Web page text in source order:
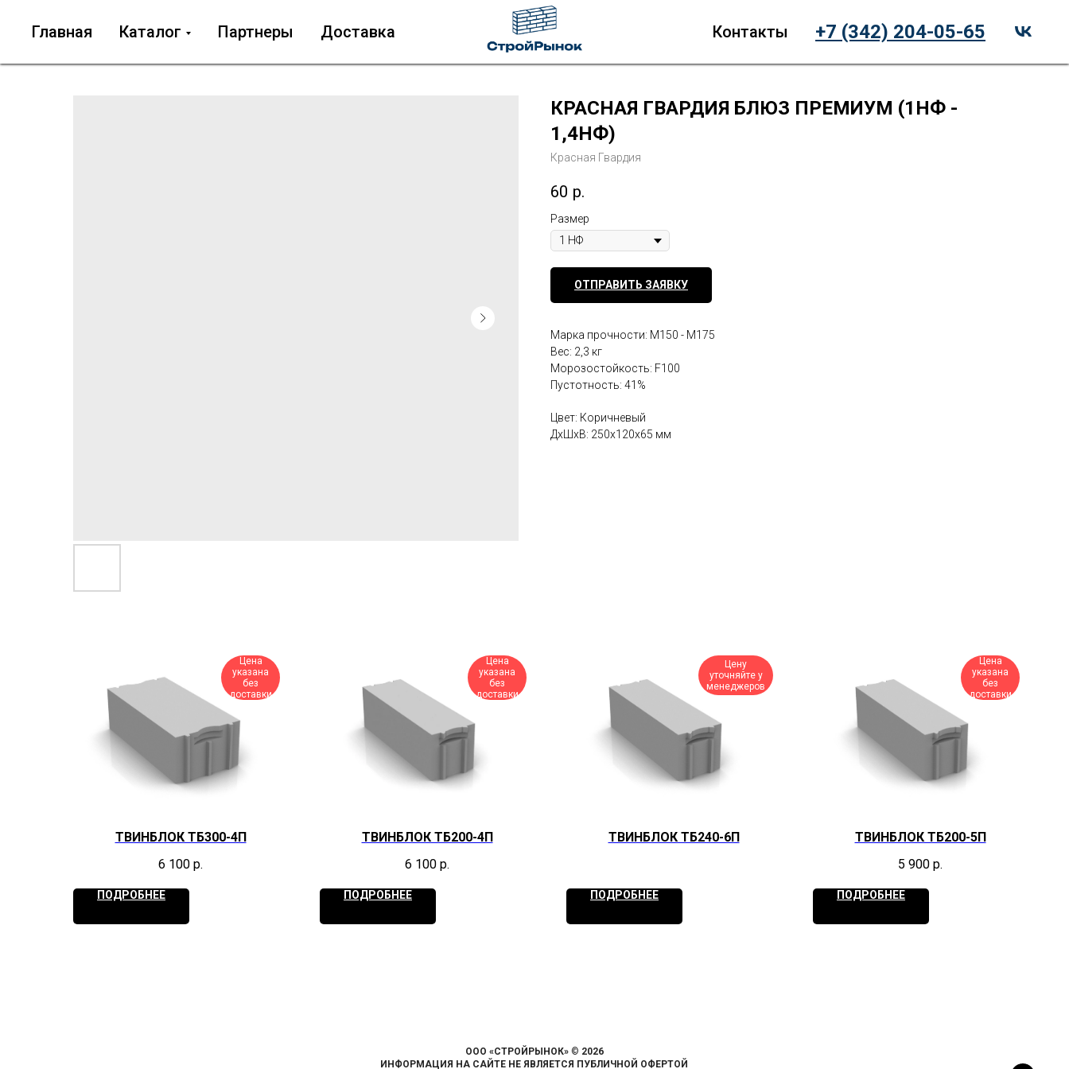
Главная Каталог Партнеры Доставка Контакты +7 (342) 204-05-65
КРАСНАЯ ГВАРДИЯ БЛЮЗ ПРЕМИУМ (1НФ -
1,4НФ)
Красная Гвардия
60 р.
Размер
ОТПРАВИТЬ ЗАЯВКУ
Марка прочности: М150 - М175
Вес: 2,3 кг
Морозостойкость: F100
Пустотность: 41%
Цвет: Коричневый
ДxШxВ: 250x120x65 мм
Цена
указана
без
доставки
ТВИНБЛОК ТБ300-4П
6 100 р.
ПОДРОБНЕЕ
Цена
указана
без
доставки
ТВИНБЛОК ТБ200-4П
6 100 р.
ПОДРОБНЕЕ
Цену
уточняйте у
менеджеров
ТВИНБЛОК ТБ240-6П
ПОДРОБНЕЕ
Цена
указана
без
доставки
ТВИНБЛОК ТБ200-5П
5 900 р.
ПОДРОБНЕЕ
ООО «СТРОЙРЫНОК» © 2026
ИНФОРМАЦИЯ НА САЙТЕ НЕ ЯВЛЯЕТСЯ ПУБЛИЧНОЙ ОФЕРТОЙ